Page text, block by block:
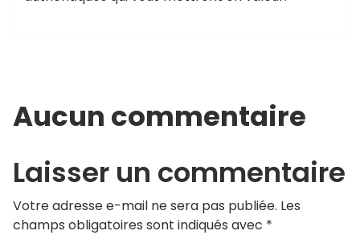
Aucun commentaire
Laisser un commentaire
Votre adresse e-mail ne sera pas publiée. Les
champs obligatoires sont indiqués avec *